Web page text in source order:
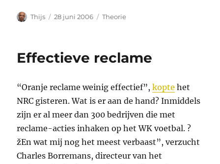
Auteur
Thijs
Geplaatst
28 juni 2006 Categorieën
Theorie
Effectieve reclame
“Oranje reclame weinig effectief”,kopte het
NRC gisteren. Wat is er aan de hand? Inmiddels
zijn er al meer dan 300 bedrijven die met
reclame-acties inhaken op het WK voetbal. ?
žEn wat mij nog het meest verbaast”, verzucht
Charles Borremans, directeur van het